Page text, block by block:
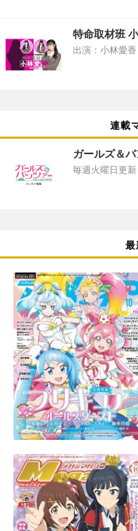
特命取材班
出演：小林愛香
連載
ガールズ＆
毎週火曜日更新
最